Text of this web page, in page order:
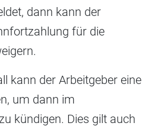
dann kann der
für die
kann der Arbeitgeber eine
um dann im
kündigen. Dies gilt auch